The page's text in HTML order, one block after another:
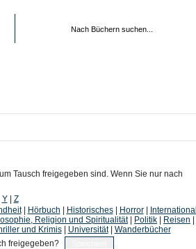
Tausch freigegeben sind. Wenn Sie nur nach
Y| Z
| Hörbuch Historisches| Horror| International
Religion und Spiritualität| Politik Reisen
und Krimis| Universität| Wanderbücher
freigegeben?